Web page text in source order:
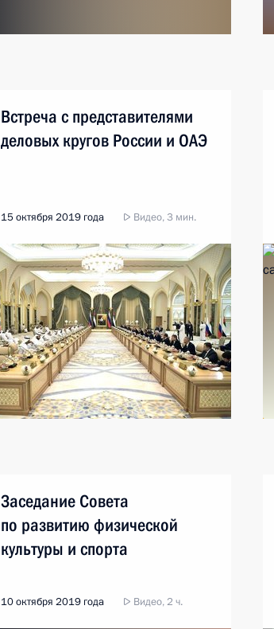
Встреча с представителями
деловых кругов России и ОАЭ
15 октября 2019 года Видео, 3 мин.
Заседание Совета
по развитию физической
культуры и спорта
10 октября 2019 года Видео, 2 ч.